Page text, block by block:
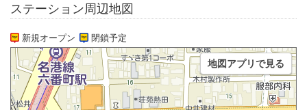
ステーション周辺地図
新規オープン 閉鎖予定
地図アプリで見る